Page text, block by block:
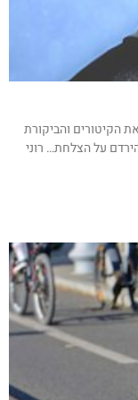
הקיטורים והביקורת
על הצלחת… רוני